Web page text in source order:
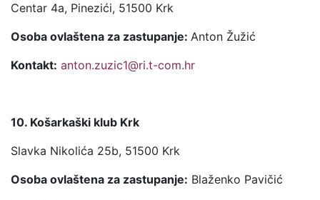
Centar 4a, Pinezići, 51500 Krk
Osoba ovlaštena za zastupanje: Anton Žužić
Kontakt: anton.zuzic1@ri.t-com.hr
10. Košarkaški klub Krk
Slavka Nikolića 25b, 51500 Krk
Osoba ovlaštena za zastupanje: Blaženko Pavičić